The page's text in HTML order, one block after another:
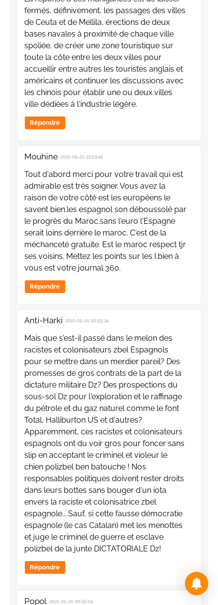
fermés, définivement, les passages des villes
de Ceuta et de Mellila, érections de deux
bases navales à proximité de chaque ville
spoliée, de créer une zone touristique sur
toute la côte entre les deux villes pour
accueillir entre autres les touristes anglais et
américains et continuer les discussions avec
les chinois pour établir une ou deux villes
ville dédiées à l'industrie légère.
Répondre
Mouhine 2021-05-20 21:03:45
Tout d'abord merci pour votre travail qui est
admirable est très soigner. Vous avez la
raison de votre côté est les européens le
savent bien.les espagnol son déboussolé par
le progrès du Maroc.sans l'euro l'Espagne
serait loins derrière le maroc. C'est de la
méchanceté gratuite. Est le maroc respect tjr
ses voisins. Mettez les points sur les I.bien à
vous est votre journal 360.
Répondre
Anti-Harki 2021-05-20 20:59:34
Mais que s'est-il passé dans le melon des
racistes et colonisateurs zbel Espagnols
pour se mettre dans un merdier pareil? Des
promesses de gros contrats de la part de la
dictature militaire Dz? Des prospections du
sous-sol Dz pour l'exploration et le raffinage
du pétrole et du gaz naturel comme le font
Total, Halliburton US et d'autres?
Apparemment, ces racistes et colonisateurs
espagnols ont du voir gros pour foncer sans
slip en acceptant le criminel et violeur le
chien polizbel ben batouche ! Nos
responsables politiques doivent rester droits
dans leurs bottes sans bouger d'un iota
envers la raciste et colonisatrice zbel
espagnole....Sauf, si cette fausse démocratie
espagnole (le cas Catalan) met les menottes
et juge le criminel de guerre et esclave
polizbel de la junte DICTATORIALE Dz!
Répondre
Popol 2021-05-20 20:58:04